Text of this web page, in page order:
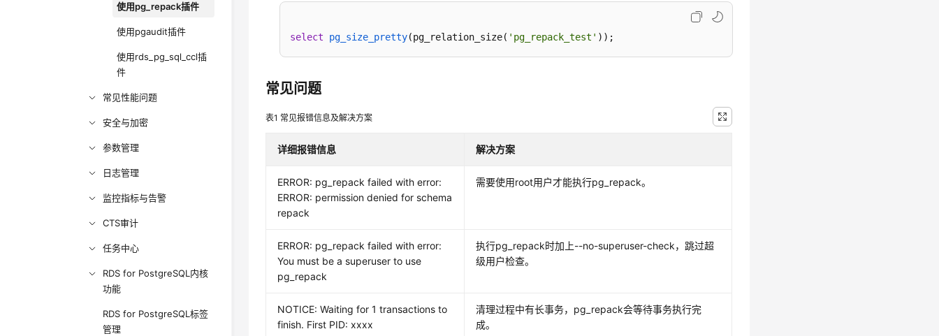
使用pg_repack插件
使用pgaudit插件
使用rds_pg_sql_ccl插
件
常见性能问题
安全与加密
参数管理
日志管理
监控指标与告警
CTS审计
任务中心
RDS for PostgreSQL内核
功能
RDS for PostgreSQL标签
管理
select pg_size_pretty(pg_relation_size( 'pg_repack_test' )) ;
常见问题
表1 常见报错信息及解决方案
详细报错信息 解决方案
ERROR: pg_repack failed with error:
ERROR: permission denied for schema
repack
需要使用root用户才能执行pg_repack。
ERROR: pg_repack failed with error:
You must be a superuser to use
pg_repack
执行pg_repack时加上--no-superuser-check，跳过超
级用户检查。
NOTICE: Waiting for 1 transactions to
finish. First PID: xxxx
清理过程中有长事务，pg_repack会等待事务执行完
成。